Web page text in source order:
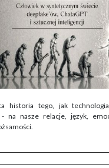
historia tego, jak
- na nasze relacje, język,